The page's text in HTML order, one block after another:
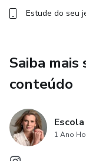
Estude do seu
Saiba mais
conteúdo
1 Ano